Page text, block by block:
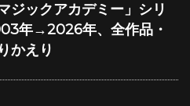
ジックアカデミー」シリ
年→2026年、全作品・
かえり